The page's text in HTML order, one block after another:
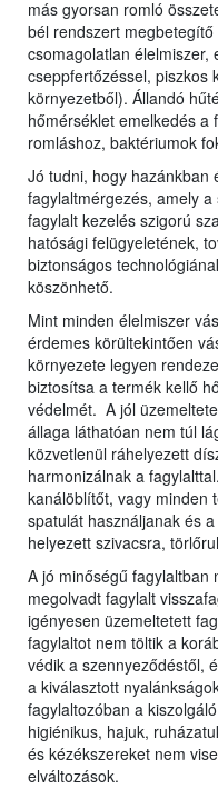
más gyorsan romló
bél rendszert
csomagolatlan élelmiszer,
cseppfertőzéssel, piszkos
környezetből). Állandó
hőmérséklet emelkedés a
romláshoz, baktériumok
Jó tudni, hogy hazánkban
fagylaltmérgezés, amely
fagylalt kezelés szigorú
hatósági felügyeletének,
biztonságos
köszönhető.
Mint minden élelmiszer
érdemes körültekintően
környezete legyen
biztosítsa a termék kellő
védelmét. A jól
állaga láthatóan nem túl
közvetlenül ráhelyezett
harmonizálnak a
kanálöblítőt, vagy minden
spatulát használjanak és
helyezett szivacsra,
A jó minőségű fagylaltban
megolvadt fagylalt
igényesen üzemeltetett
fagylaltot nem töltik a
védik a szennyeződéstől,
a kiválasztott
fagylaltozóban a
higiénikus, hajuk,
és kézékszereket nem
elváltozások.